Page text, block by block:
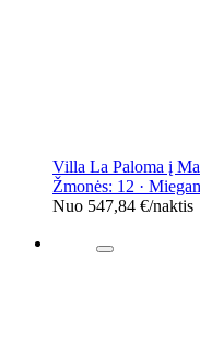
Villa La Paloma į
Žmonės: 12 ·
Nuo 547,84 €/naktis